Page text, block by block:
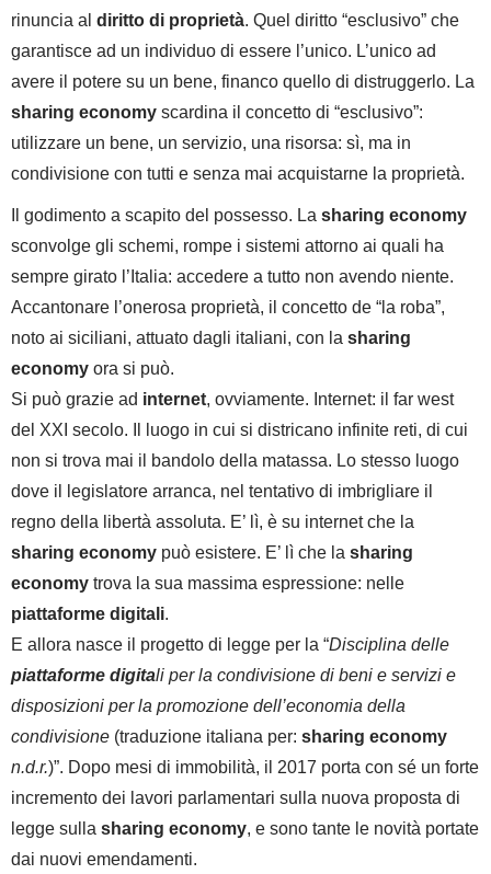
rinuncia al diritto di proprietà. Quel diritto “esclusivo” che
garantisce ad un individuo di essere l’unico. L’unico ad
avere il potere su un bene, financo quello di distruggerlo. La
sharing economy scardina il concetto di “esclusivo”:
utilizzare un bene, un servizio, una risorsa: sì, ma in
condivisione con tutti e senza mai acquistarne la proprietà.
Il godimento a scapito del possesso. La sharing economy
sconvolge gli schemi, rompe i sistemi attorno ai quali ha
sempre girato l’Italia: accedere a tutto non avendo niente.
Accantonare l’onerosa proprietà, il concetto de “la roba”,
noto ai siciliani, attuato dagli italiani, con la sharing
economy ora si può.
Si può grazie ad internet, ovviamente. Internet: il far west
del XXI secolo. Il luogo in cui si districano infinite reti, di cui
non si trova mai il bandolo della matassa. Lo stesso luogo
dove il legislatore arranca, nel tentativo di imbrigliare il
regno della libertà assoluta. E’ lì, è su internet che la
sharing economy può esistere. E’ lì che la sharing
economy trova la sua massima espressione: nelle
piattaforme digitali.
E allora nasce il progetto di legge per la “Disciplina delle
piattaforme digitali per la condivisione di beni e servizi e
disposizioni per la promozione dell’economia della
condivisione (traduzione italiana per: sharing economy
n.d.r.)”. Dopo mesi di immobilità, il 2017 porta con sé un forte
incremento dei lavori parlamentari sulla nuova proposta di
legge sulla sharing economy, e sono tante le novità portate
dai nuovi emendamenti.